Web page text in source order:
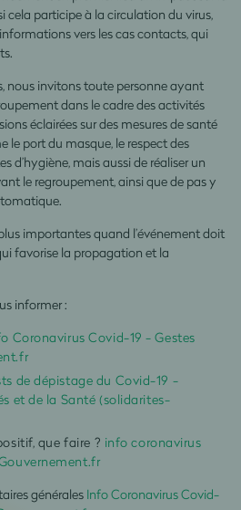
cela participe à la circulation du virus,
vers les cas contacts, qui
nous invitons toute personne ayant
dans le cadre des activités
éclairées sur des mesures de santé
le port du masque, le respect des
d’hygiène, mais aussi de réaliser un
le regroupement, ainsi que de pas y
importantes quand l’événement doit
favorise la propagation et la
informer :
Coronavirus Covid-19 - Gestes
de dépistage du Covid-19 -
et de la Santé (solidarites-
que faire ? info coronavirus
générales Info Coronavirus Covid-